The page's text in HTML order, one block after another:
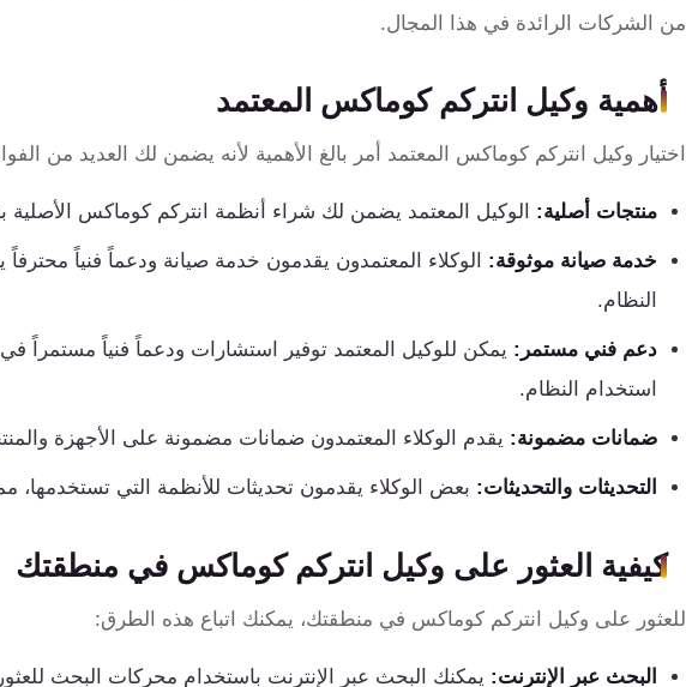
من الشركات الرائدة في هذا المجال.
أهمية وكيل انتركم كوماكس المعتمد
اختيار وكيل انتركم كوماكس المعتمد أمر بالغ الأهمية لأنه يضمن لك العديد من
منتجات أصلية: الوكيل المعتمد يضمن لك شراء أنظمة انتركم كوماكس الأصلية
خدمة صيانة موثوقة: الوكلاء المعتمدون يقدمون خدمة صيانة ودعماً فنياً
النظام.
دعم فني مستمر: يمكن للوكيل المعتمد توفير استشارات ودعماً فنياً
استخدام النظام.
ضمانات مضمونة: يقدم الوكلاء المعتمدون ضمانات مضمونة على الأجهزة
التحديثات والتحديثات: بعض الوكلاء يقدمون تحديثات للأنظمة التي تستخدمها،
كيفية العثور على وكيل انتركم كوماكس في منطقتك
للعثور على وكيل انتركم كوماكس في منطقتك، يمكنك اتباع هذه الطرق:
البحث عبر الإنترنت: يمكنك البحث عبر الإنترنت باستخدام محركات البحث
أنظمة
السرقة
أنظمة
الحريق
أكسيس